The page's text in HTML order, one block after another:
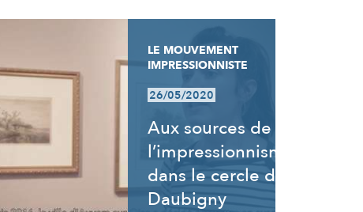
LE MOUVEMENT
IMPRESSIONNISTE
26/05/2020
Aux sources de
l’impressionnisme,
dans le cercle de
Daubigny